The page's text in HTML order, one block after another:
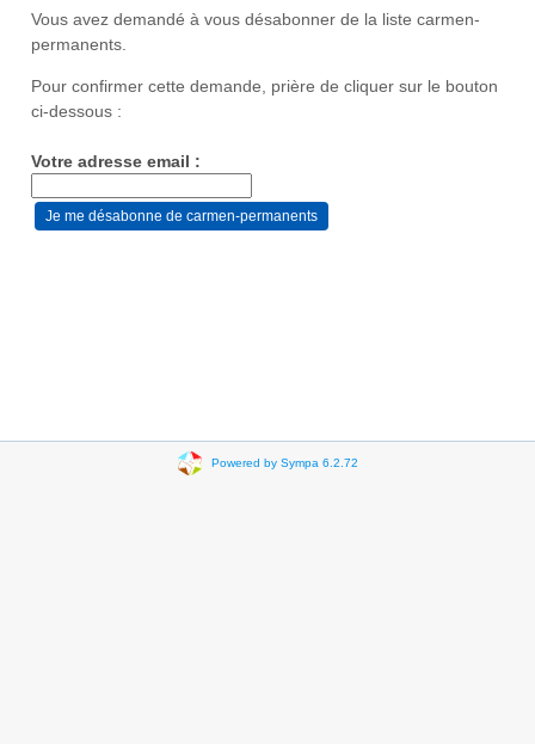
Vous avez demandé à vous désabonner de la liste carmen-
permanents.
Pour confirmer cette demande, prière de cliquer sur le bouton
ci-dessous :
Votre adresse email :
Powered by Sympa 6.2.72